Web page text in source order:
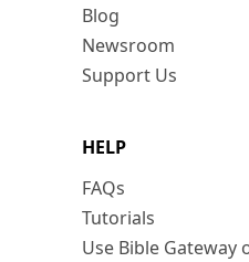
Blog
Newsroom
Support Us
HELP
FAQs
Tutorials
Use Bible Gateway